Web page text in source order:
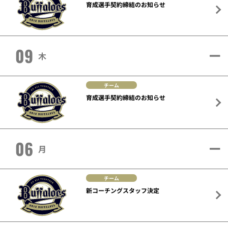
育成選手契約締結のお知らせ
09 木
チーム
育成選手契約締結のお知らせ
06 月
チーム
新コーチングスタッフ決定